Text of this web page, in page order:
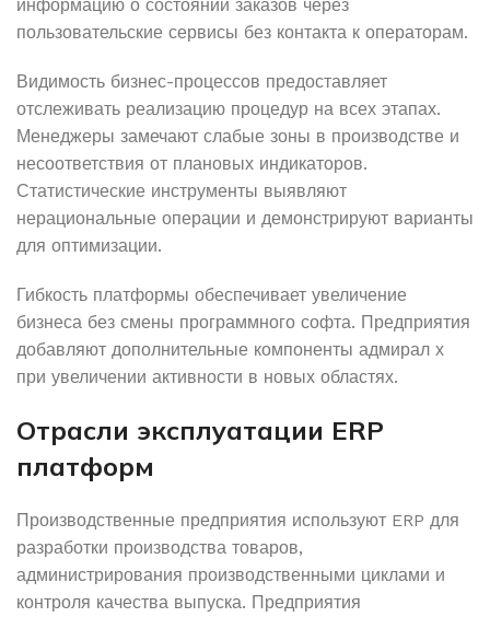
информацию о состоянии заказов через
пользовательские сервисы без контакта к операторам.
Видимость бизнес-процессов предоставляет
отслеживать реализацию процедур на всех этапах.
Менеджеры замечают слабые зоны в производстве и
несоответствия от плановых индикаторов.
Статистические инструменты выявляют
нерациональные операции и демонстрируют варианты
для оптимизации.
Гибкость платформы обеспечивает увеличение
бизнеса без смены программного софта. Предприятия
добавляют дополнительные компоненты адмирал х
при увеличении активности в новых областях.
Отрасли эксплуатации ERP
платформ
Производственные предприятия используют ERP для
разработки производства товаров,
администрирования производственными циклами и
контроля качества выпуска. Предприятия